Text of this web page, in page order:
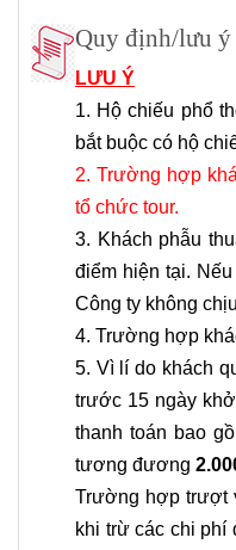
Quy định/lưu ý
LƯU Ý
1. Hộ chiếu phổ
bắt buộc có hộ
2. Trường hợp
tổ chức tour.
3. Khách phẫu
điểm hiện tại.
Công ty không
4. Trường hợp
5. Vì lí do khách
trước 15 ngày
thanh toán bao
tương đương
Trường hợp trượt
khi trừ các chi phí